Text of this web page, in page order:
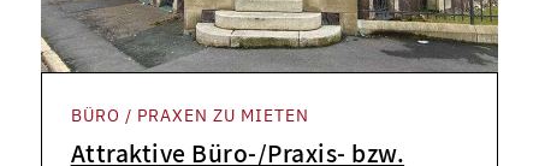
BÜRO / PRAXEN ZU MIETEN
Attraktive Büro-/Praxis- bzw.